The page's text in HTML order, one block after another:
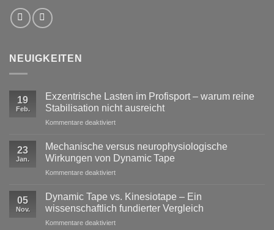
NEUIGKEITEN
19
Feb.
Exzentrische Lasten im Profisport – warum reine
Stabilisation nicht ausreicht
Kommentare deaktiviertfür
im
Profisport
–
reine
Stabilisation
ausreicht
23
Jan.
Mechanische versus neurophysiologische
Wirkungen von Dynamic Tape
Kommentare deaktiviertfür
versus
neurophysiologische
Wirkungen
von
05
Nov.
Dynamic Tape vs. Kinesiotape – Ein
wissenschaftlich fundierter Vergleich
Kommentare deaktiviertfür